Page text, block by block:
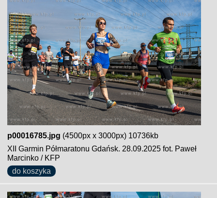
p00016785.jpg (4500px x 3000px) 10736kb
XII Garmin Półmaratonu Gdańsk. 28.09.2025 fot. Paweł
Marcinko / KFP
do koszyka